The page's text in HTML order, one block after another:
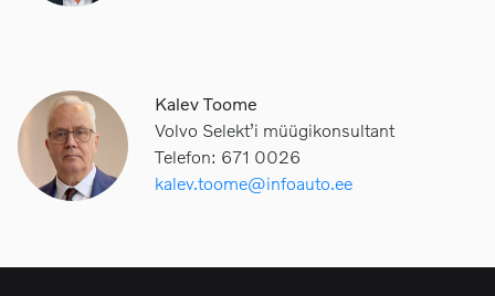
Kalev Toome
Volvo Selekt’i müügikonsultant
Telefon: 671 0026
kalev.toome@infoauto.ee